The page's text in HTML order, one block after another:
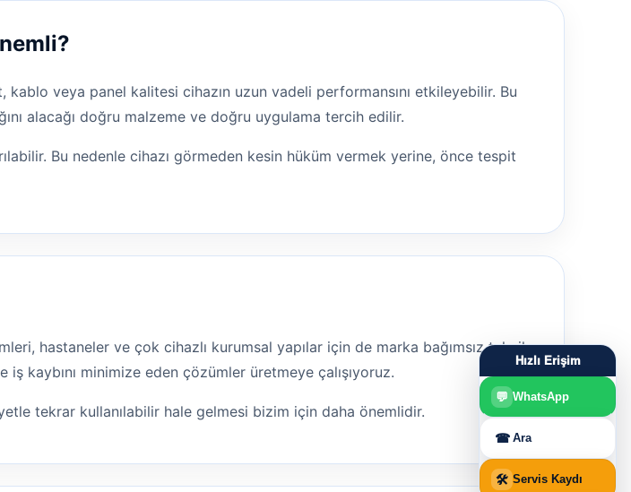
veya panel kalitesi cihazın uzun vadeli performansını etkileyebilir. Bu
alacağı doğru malzeme ve doğru uygulama tercih edilir.
Bu nedenle cihazı görmeden kesin hüküm vermek yerine, önce tespit
hastaneler ve çok cihazlı kurumsal yapılar için de marka bağımsız teknik
kaybını minimize eden çözümler üretmeye çalışıyoruz.
tekrar kullanılabilir hale gelmesi bizim için daha önemlidir.
Hızlı Erişim
💬 WhatsApp
☎ Ara
🛠 Servis Kaydı